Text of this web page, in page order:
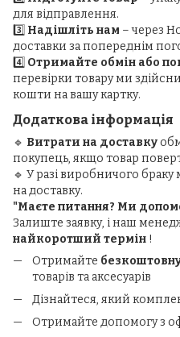
для відправлення.
3️⃣ Надішліть нам – через
доставки за попереднім
4️⃣ Отримайте обмін або
перевірки товару ми
кошти на вашу картку.
Додаткова інформація
🔹 Витрати на доставку
покупець, якщо товар
🔹 У разі виробничого
на доставку.
"Маєте питання? Ми
Залиште заявку, і наш
найкоротший термін !
Отримайте
товарів та аксесуарів
Дізнайтеся, який
Отримайте допомогу з